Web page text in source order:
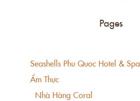
Pages
Seashells Phu Quoc Hotel & Spa
Ẩm Thực
Nhà Hàng Coral